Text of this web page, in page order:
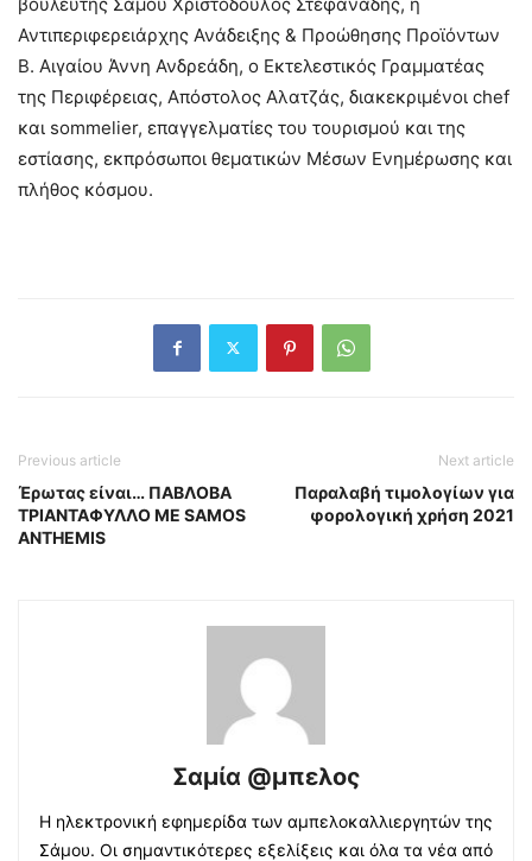
Αντιπεριφερειάρχης Ανάδειξης & Προώθησης Προϊόντων
Β. Αιγαίου Άννη Ανδρεάδη, ο Εκτελεστικός Γραμματέας
της Περιφέρειας, Απόστολος Αλατζάς, διακεκριμένοι chef
και sommelier, επαγγελματίες του τουρισμού και της
εστίασης, εκπρόσωποι θεματικών Μέσων Ενημέρωσης και
πλήθος κόσμου.
Previous article
Έρωτας είναι… ΠΑΒΛΟΒΑ
ΤΡΙΑΝΤΑΦΥΛΛΟ ΜΕ SAMOS
ANTHEMIS
Next article
Παραλαβή τιμολογίων για
φορολογική χρήση 2021
Σαμία @μπελος
Η ηλεκτρονική εφημερίδα των αμπελοκαλλιεργητών της
Σάμου. Οι σημαντικότερες εξελίξεις και όλα τα νέα από